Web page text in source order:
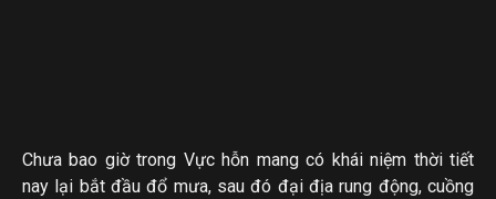
Chưa bao giờ trong Vực hỗn mang có khái niệm thời tiết
nay lại bắt đầu đổ mưa, sau đó đại địa rung động, cuồng